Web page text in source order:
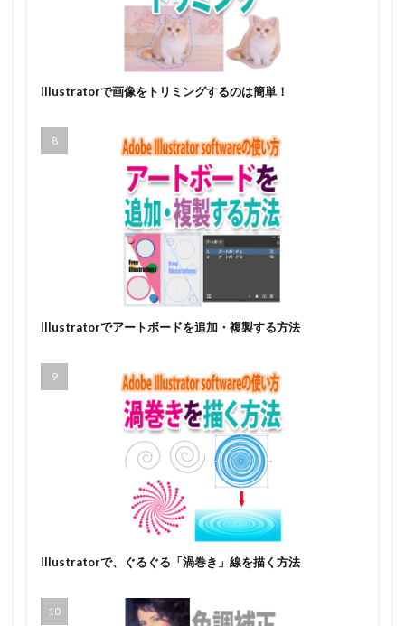
Illustratorで画像をトリミングするのは簡単！
Illustratorでアートボードを追加・複製する方法
Illustratorで、ぐるぐる「渦巻き」線を描く方法